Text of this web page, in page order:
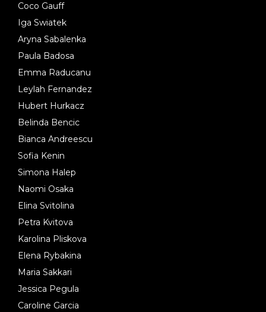
Coco Gauff
Iga Swiatek
Aryna Sabalenka
Paula Badosa
Emma Raducanu
Leylah Fernandez
Hubert Hurkacz
Belinda Bencic
Bianca Andreescu
Sofia Kenin
Simona Halep
Naomi Osaka
Elina Svitolina
Petra Kvitova
Karolina Pliskova
Elena Rybakina
Maria Sakkari
Jessica Pegula
Caroline Garcia